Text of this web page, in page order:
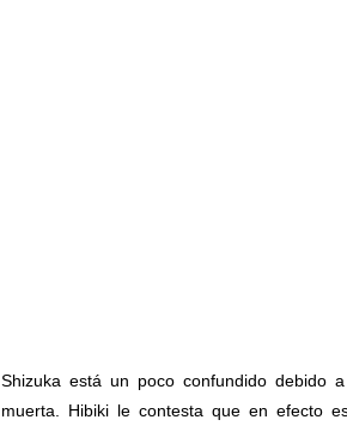
Shizuka está un poco confundido debido
muerta. Hibiki le contesta que en efecto